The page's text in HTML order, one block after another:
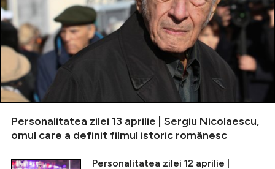
Personalitatea zilei 13 aprilie | Sergiu Nicolaescu,
omul care a definit filmul istoric românesc
Personalitatea zilei 12 aprilie |